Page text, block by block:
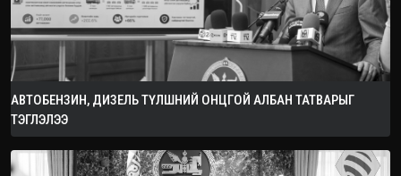
АВТОБЕНЗИН, ДИЗЕЛЬ ТҮЛШНИЙ ОНЦГОЙ АЛБАН ТАТВАРЫГ
ТЭГЛЭЛЭЭ